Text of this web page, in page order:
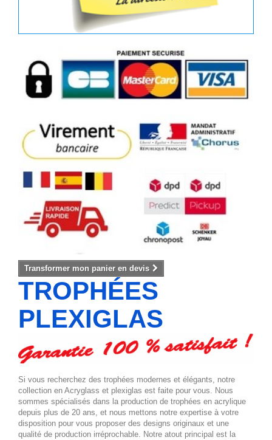
Transformer mon panier en devis
TROPHÉES
PLEXIGLAS
Si vous recherchez des trophées modernes et élégants, notre
collection en Acryglass et plexiglas est faite pour vous. Nous
sommes spécialisés dans la production de trophées en acrylique
depuis plus de 20 ans, et nous mettons notre expertise à votre
disposition pour vous proposer des designs originaux et une
qualité de production irréprochable. Notre atout principal est la